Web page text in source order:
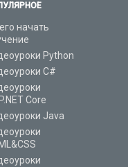
начать
Python
C#
Core
Java